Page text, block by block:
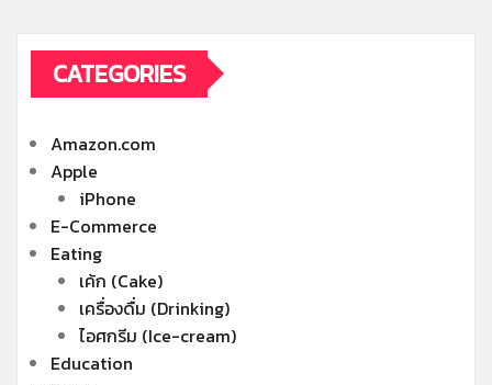
CATEGORIES
Amazon.com
Apple
iPhone
E-Commerce
Eating
เค้ก (Cake)
เครื่องดื่ม (Drinking)
ไอศกรีม (Ice-cream)
Education